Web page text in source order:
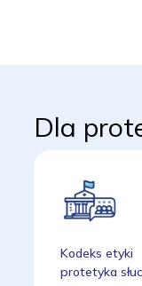
Dla
Kodeks etyki
protetyka